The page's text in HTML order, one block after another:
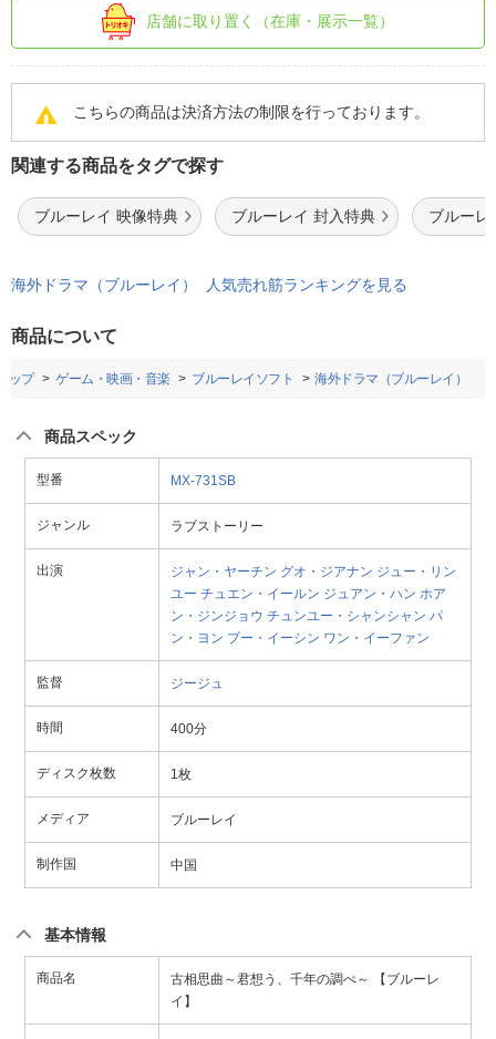
店舗に取り置く（在庫・展示一覧）
こちらの商品は決済方法の制限を行っております。
関連する商品をタグで探す
ブルーレイ 映像特典 ブルーレイ 封入特典 ブルーレ
海外ドラマ（ブルーレイ） 人気売れ筋ランキングを見る
商品について
ップ ゲーム・映画・音楽 ブルーレイソフト 海外ドラマ（ブルーレイ）
商品スペック
型番 MX-731SB
ジャンル ラブストーリー
出演 ジャン・ヤーチン グオ・ジアナン ジュー・リン
ユー チュエン・イールン ジュアン・ハン ホア
ン・ジンジョウ チュンユー・シャンシャン パ
ン・ヨン プー・イーシン ワン・イーファン
監督 ジージュ
時間 400分
ディスク枚数 1枚
メディア ブルーレイ
制作国 中国
基本情報
商品名
古相思曲～君想う、千年の調べ～ 【ブルーレ
イ】